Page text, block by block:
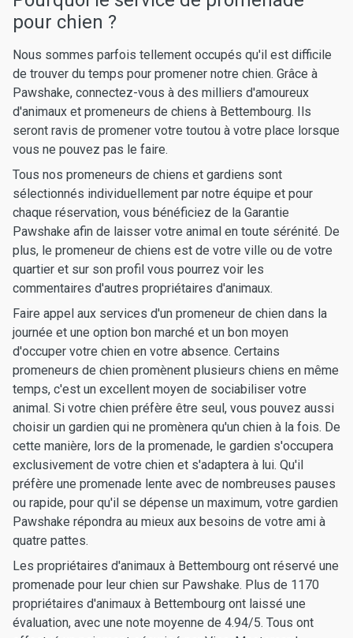
pour chien ?
Nous sommes parfois tellement occupés qu'il est difficile
de trouver du temps pour promener notre chien. Grâce à
Pawshake, connectez-vous à des milliers d'amoureux
d'animaux et promeneurs de chiens à Bettembourg. Ils
seront ravis de promener votre toutou à votre place lorsque
vous ne pouvez pas le faire.
Tous nos promeneurs de chiens et gardiens sont
sélectionnés individuellement par notre équipe et pour
chaque réservation, vous bénéficiez de la Garantie
Pawshake afin de laisser votre animal en toute sérénité. De
plus, le promeneur de chiens est de votre ville ou de votre
quartier et sur son profil vous pourrez voir les
commentaires d'autres propriétaires d'animaux.
Faire appel aux services d'un promeneur de chien dans la
journée et une option bon marché et un bon moyen
d'occuper votre chien en votre absence. Certains
promeneurs de chien promènent plusieurs chiens en même
temps, c'est un excellent moyen de sociabiliser votre
animal. Si votre chien préfère être seul, vous pouvez aussi
choisir un gardien qui ne promènera qu'un chien à la fois. De
cette manière, lors de la promenade, le gardien s'occupera
exclusivement de votre chien et s'adaptera à lui. Qu'il
préfère une promenade lente avec de nombreuses pauses
ou rapide, pour qu'il se dépense un maximum, votre gardien
Pawshake répondra au mieux aux besoins de votre ami à
quatre pattes.
Les propriétaires d'animaux à Bettembourg ont réservé une
promenade pour leur chien sur Pawshake. Plus de 1170
propriétaires d'animaux à Bettembourg ont laissé une
évaluation, avec une note moyenne de 4.94/5. Tous ont